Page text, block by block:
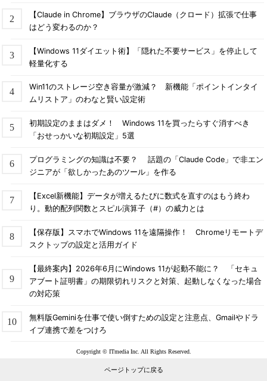
【Claude in Chrome】ブラウザのClaude（クロード）拡張で仕事
はどう変わるのか？
【Windows 11ダイエット術】「隠れた不要サービス」を停止して
軽量化する
Win11のストレージ空き容量が激減？ 新機能「ポイントインタイ
ムリストア」のわなと賢い設定術
初期設定のままはダメ！ Windows 11を買ったらすぐ消すべき
「おせっかいな初期設定」5選
プログラミングの知識は不要？ 話題の「Claude Code」で非エン
ジニアが「欲しかったあのツール」を作る
【Excel新機能】データが増えるたびに数式を直すのはもう終わ
り。動的配列関数とスピル演算子（#）の威力とは
【保存版】スマホでWindows 11を遠隔操作！ Chromeリモートデ
スクトップの設定と活用ガイド
【最終案内】2026年6月にWindows 11が起動不能に？ 「セキュ
アブート証明書」の期限切れリスクと対策、起動しなくなった場合
の対応策
無料版Geminiを仕事で使い倒すための設定と注意点、Gmailやドラ
イブ連携で差をつけろ
Copyright © ITmedia Inc. All Rights Reserved.
ページトップに戻る